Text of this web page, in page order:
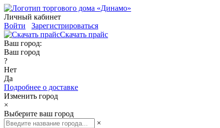
Личный кабинет
Войти
Зарегистрироваться
Скачать прайс
Ваш город:
Ваш город
?
Нет
Да
Подробнее о доставке
Изменить город
×
Выберите ваш город
×